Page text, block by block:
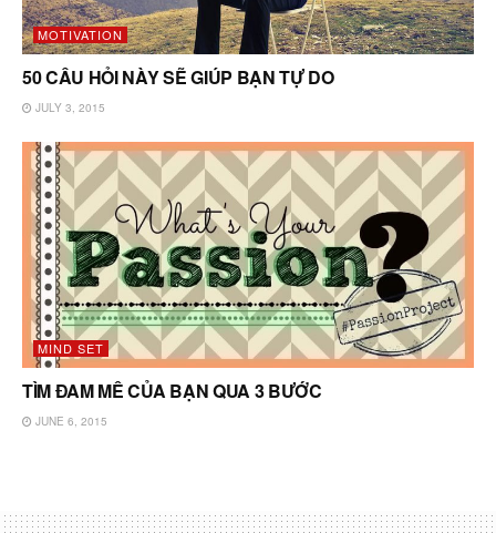
MOTIVATION
50 CÂU HỎI NÀY SẼ GIÚP BẠN TỰ DO
JULY 3, 2015
MIND SET
TÌM ĐAM MÊ CỦA BẠN QUA 3 BƯỚC
JUNE 6, 2015